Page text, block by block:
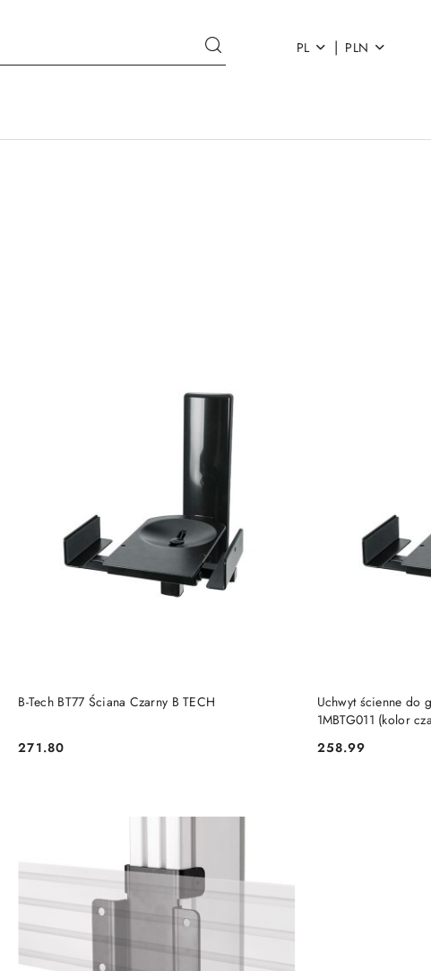
PL | PLN
B-Tech BT77 Ściana Czarny B TECH
Cena:
271.80
PRODUKT NIEDOSTĘPNY
Uchwyt ścienne do
1MBTG011 (kolor
Cena:
258.99